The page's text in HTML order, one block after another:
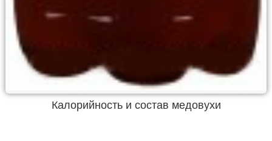
Калорийность и состав медовухи